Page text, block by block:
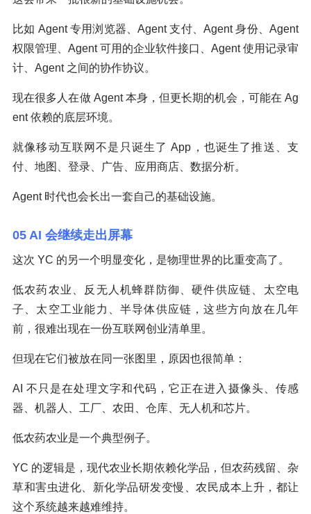
比如 Agent 专用浏览器、Agent 支付、Agent 身份、Agent
权限管理、Agent 可用的企业软件接口、Agent 使用记录审
计、Agent 之间的协作协议。
现在很多人在做 Agent 本身，但更长期的机会，可能在 Ag
ent 依赖的底层环境。
就像移动互联网不是只诞生了 App，也诞生了推送、支
付、地图、登录、广告、应用商店、数据分析。
Agent 时代也会长出一套自己的基础设施。
05 AI 会继续走出屏幕
这次 YC 的另一个明显变化，是物理世界的比重变高了。
低农药农业、反无人机蜂群防御、硬件供应链、太空电
子、太空工业能力、半导体供应链，这些方向放在几年
前，很难出现在一份互联网创业清单里。
但现在它们被放在同一张图里，原因也很简单：
AI 不只是在处理文字和代码，它正在进入摄像头、传感
器、机器人、工厂、农田、仓库、无人机和芯片。
低农药农业是一个典型例子。
YC 的逻辑是，现代农业长期依赖化学品，但农药残留、杂
草和害虫进化、新化学品研发变慢、农民成本上升，都让
这个系统越来越难维持。